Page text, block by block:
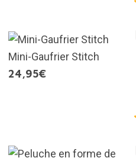
Mini-Gaufrier Stitch
24,95€